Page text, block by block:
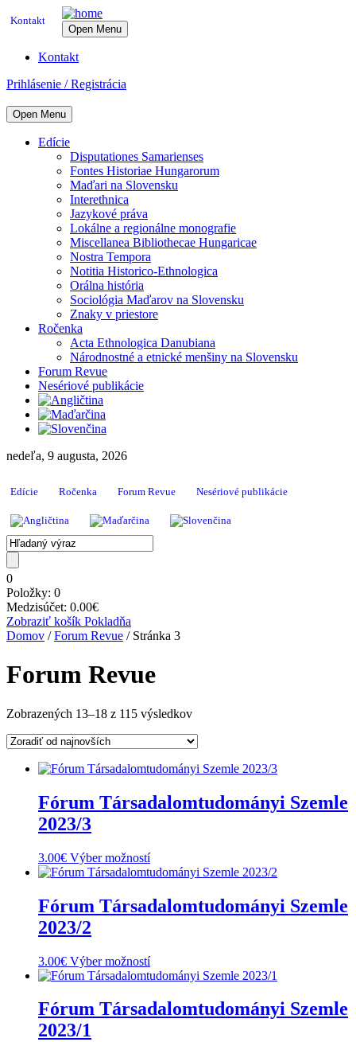
Kontakt
Open Menu
Kontakt
Prihlásenie / Registrácia
Open Menu
Edície
Disputationes Samarienses
Fontes Historiae Hungarorum
Maďari na Slovensku
Interethnica
Jazykové práva
Lokálne a regionálne monografie
Miscellanea Bibliothecae Hungaricae
Nostra Tempora
Notitia Historico-Ethnologica
Orálna história
Sociológia Maďarov na Slovensku
Znaky v priestore
Ročenka
Acta Ethnologica Danubiana
Národnostné a etnické menšiny na Slovensku
Forum Revue
Nesériové publikácie
nedeľa, 9 augusta, 2026
Edície Ročenka Forum Revue Nesériové publikácie
0
Položky: 0
Medzisúčet: 0.00€
Zobraziť košík Pokladňa
Domov /Forum Revue / Stránka 3
Forum Revue
Zobrazených 13–18 z 115 výsledkovZoradené
najnovších
Fórum Társadalomtudományi Szemle
2023/3
3.00€ Výber možnostíTento
produkt
viacero
variantov.
môžete
vybrať
na
stránke
produktu.
Fórum Társadalomtudományi Szemle
2023/2
3.00€ Výber možnostíTento
produkt
viacero
variantov.
Fórum Társadalomtudományi Szemle
2023/1